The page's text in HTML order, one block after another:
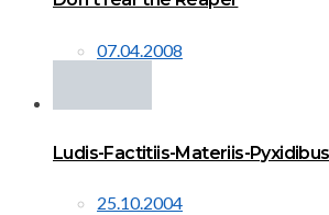
07.04.2008
Ludis-Factitiis-Materiis-
25.10.2004